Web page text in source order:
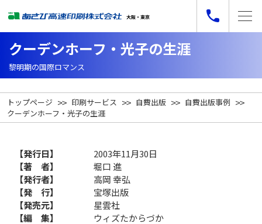
クーデンホーフ・光子の生涯
黎明期の国際ロマンス
トップページ 印刷サービス 自費出版
自費出版事例
クーデンホーフ・光子の生涯
【発行日】
2003年11月30日
【著 者】
堀口 進
【発行者】
高岡 幸弘
【発 行】
宝塚出版
【発売元】
星雲社
【編 集】
ウィズたからづか